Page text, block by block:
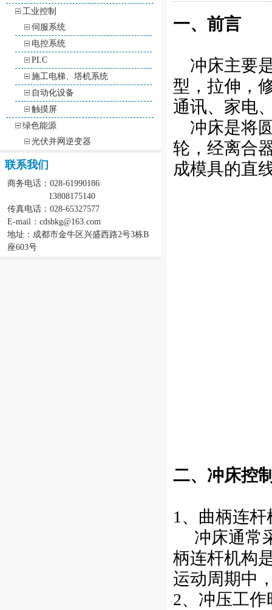
工业控制
伺服系统
电控系统
PLC
施工电梯、塔机系统
自动化设备
触摸屏
绿色能源
光伏并网逆变器
联系我们
商务电话：028-61990186
13808175140
传真电话：028-65327577
E-mail：cdsbkg@163.com
地址：成都市金牛区兴盛西路2号3栋B
座603号
一、前言
冲床主要
型，拉伸，
通讯、家电
冲床是将
轮，经离合
成模具的直
二、冲床控
1、曲柄连
冲床通常
柄连杆机构
运动周期中
2、冲压工